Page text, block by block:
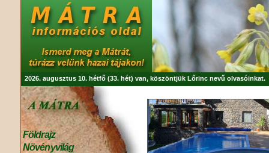
2026. augusztus 10. hétfő (33. hét) van, köszöntjük Lőrinc nevű olvasóinkat.
Földrajz
Növényvilág